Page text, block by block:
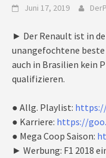
Juni 17, 2019
► Der Renault ist in
unangefochtene
auch in Brasilien kein
qualifizieren.
● Allg. Playlist:
● Karriere: https://
● Mega Coop Saison:
► Werbung: F1 2018